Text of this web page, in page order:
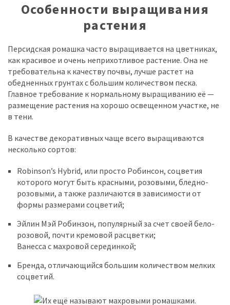
Особенности выращивания
растения
Персидская ромашка часто выращивается на цветниках,
как красивое и очень неприхотливое растение. Она не
требовательна к качеству почвы, лучше растет на
обедненных грунтах с большим количеством песка.
Главное требование к нормальному выращиванию её —
размещение растения на хорошо освещенном участке, не
в тени.
В качестве декоративных чаще всего выращиваются
несколько сортов:
Robinson’s Hybrid, или просто Робинсон, соцветия
которого могут быть красными, розовыми, бледно-
розовыми, а также различаются в зависимости от
формы размерами соцветий;
Эйлин Мэй Робинзон, популярный за счет своей бело-
розовой, почти кремовой расцветки;
Ванесса с махровой серединкой;
Бренда, отличающийся большим количеством мелких
соцветий.